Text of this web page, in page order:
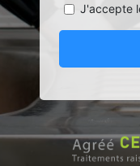
J'accepte